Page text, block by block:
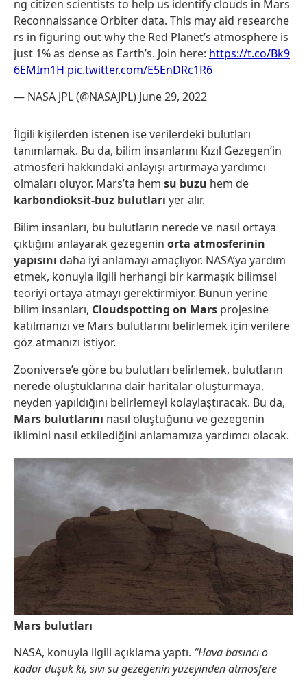
ng citizen scientists to help us identify clouds in Mars
Reconnaissance Orbiter data. This may aid researche
rs in figuring out why the Red Planet’s atmosphere is
just 1% as dense as Earth’s. Join here: https://t.co/Bk9
6EMIm1H pic.twitter.com/E5EnDRc1R6
— NASA JPL (@NASAJPL) June 29, 2022
İlgili kişilerden istenen ise verilerdeki bulutları
tanımlamak. Bu da, bilim insanlarını Kızıl Gezegen’in
atmosferi hakkındaki anlayışı artırmaya yardımcı
olmaları oluyor. Mars’ta hem su buzu hem de
karbondioksit-buz bulutları yer alır.
Bilim insanları, bu bulutların nerede ve nasıl ortaya
çıktığını anlayarak gezegenin orta atmosferinin
yapısını daha iyi anlamayı amaçlıyor. NASA’ya yardım
etmek, konuyla ilgili herhangi bir karmaşık bilimsel
teoriyi ortaya atmayı gerektirmiyor. Bunun yerine
bilim insanları, Cloudspotting on Mars projesine
katılmanızı ve Mars bulutlarını belirlemek için verilere
göz atmanızı istiyor.
Zooniverse’e göre bu bulutları belirlemek, bulutların
nerede oluştuklarına dair haritalar oluşturmaya,
neyden yapıldığını belirlemeyi kolaylaştıracak. Bu da,
Mars bulutlarını nasıl oluştuğunu ve gezegenin
iklimini nasıl etkilediğini anlamamıza yardımcı olacak.
Mars bulutları
NASA, konuyla ilgili açıklama yaptı. “Hava basıncı o
kadar düşük ki, sıvı su gezegenin yüzeyinden atmosfere